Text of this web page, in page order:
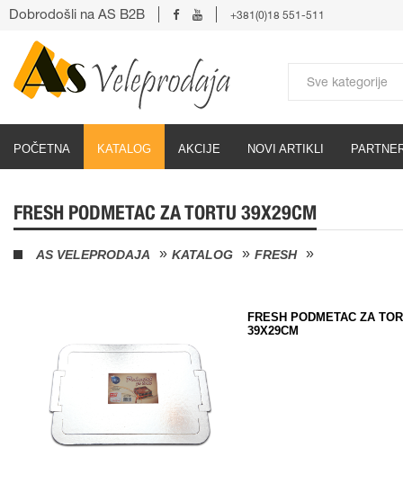
POČETNA KATALOG AKCIJE NOVI ARTIKLI
Dobrodošli na AS B2B +381(0)18 551-511
FRESH PODMETAC ZA TORTU 39X29CM
AS VELEPRODAJA KATALOG FRESH
FRESH PODMETAC ZA
39X29CM